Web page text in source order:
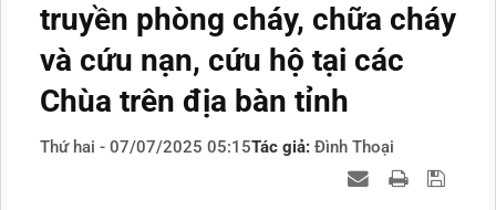
truyền phòng cháy, chữa cháy
và cứu nạn, cứu hộ tại các
Chùa trên địa bàn tỉnh
Thứ hai - 07/07/2025 05:15Tác giả: Đình Thoại